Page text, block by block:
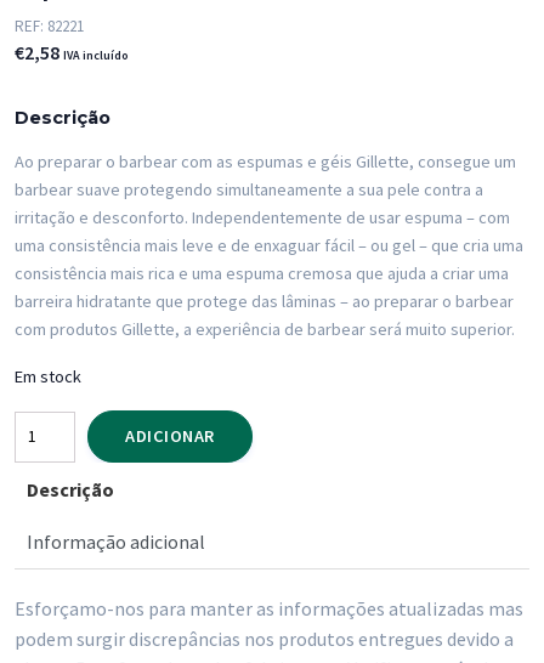
REF: 82221
€2,58 IVA incluído
Descrição
Ao preparar o barbear com as espumas e géis Gillette, consegue um
barbear suave protegendo simultaneamente a sua pele contra a
irritação e desconforto. Independentemente de usar espuma – com
uma consistência mais leve e de enxaguar fácil – ou gel – que cria uma
consistência mais rica e uma espuma cremosa que ajuda a criar uma
barreira hidratante que protege das lâminas – ao preparar o barbear
com produtos Gillette, a experiência de barbear será muito superior.
Em stock
Quantidade
de
Espuma
ADICIONAR
Descrição
Informação adicional
Esforçamo-nos para manter as informações atualizadas mas
podem surgir discrepâncias nos produtos entregues devido a